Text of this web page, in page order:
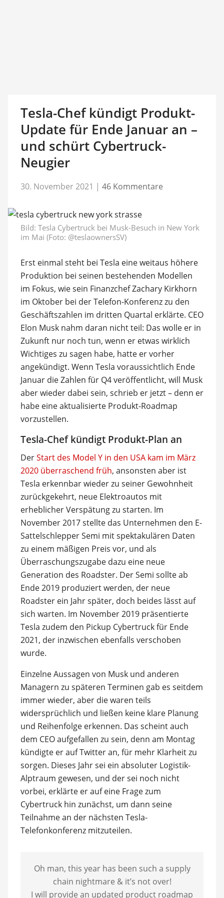
Tesla-Chef kündigt Produkt-
Update für Ende Januar an –
und schürt Cybertruck-
Neugier
30. November 2021 | 46 Kommentare
Bild: Tesla Cybertruck bei Musk-Besuch in New York
im Mai (Foto: @teslaownersSV)
Erst einmal steht bei Tesla eine weitaus höhere
Produktion bei seinen bestehenden Modellen
im Fokus, wie sein Finanzchef Zachary Kirkhorn
im Oktober bei der Telefon-Konferenz zu den
Geschäftszahlen im dritten Quartal erklärte. CEO
Elon Musk nahm daran nicht teil: Das wolle er in
Zukunft nur noch tun, wenn er etwas wirklich
Wichtiges zu sagen habe, hatte er vorher
angekündigt. Wenn Tesla voraussichtlich Ende
Januar die Zahlen für Q4 veröffentlicht, will Musk
aber wieder dabei sein, schrieb er jetzt – denn er
habe eine aktualisierte Produkt-Roadmap
vorzustellen.
Tesla-Chef kündigt Produkt-Plan an
DerStart des Model Y in den USA kam im März
2020 überraschend früh, ansonsten aber ist
Tesla erkennbar wieder zu seiner Gewohnheit
zurückgekehrt, neue Elektroautos mit
erheblicher Verspätung zu starten. Im
November 2017 stellte das Unternehmen den E-
Sattelschlepper Semi mit spektakulären Daten
zu einem mäßigen Preis vor, und als
Überraschungszugabe dazu eine neue
Generation des Roadster. Der Semi sollte ab
Ende 2019 produziert werden, der neue
Roadster ein Jahr später, doch beides lässt auf
sich warten. Im November 2019 präsentierte
Tesla zudem den Pickup Cybertruck für Ende
2021, der inzwischen ebenfalls verschoben
wurde.
Einzelne Aussagen von Musk und anderen
Managern zu späteren Terminen gab es seitdem
immer wieder, aber die waren teils
widersprüchlich und ließen keine klare Planung
und Reihenfolge erkennen. Das scheint auch
dem CEO aufgefallen zu sein, denn am Montag
kündigte er auf Twitter an, für mehr Klarheit zu
sorgen. Dieses Jahr sei ein absoluter Logistik-
Alptraum gewesen, und der sei noch nicht
vorbei, erklärte er auf eine Frage zum
Cybertruck hin zunächst, um dann seine
Teilnahme an der nächsten Tesla-
Telefonkonferenz mitzuteilen.
Oh man, this year has been such a supply
chain nightmare & it’s not over!
I will provide an updated product roadmap